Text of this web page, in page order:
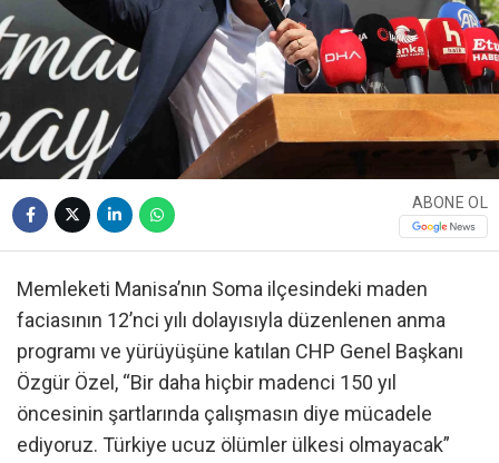
ABONE OL
Memleketi Manisa’nın Soma ilçesindeki maden
faciasının 12’nci yılı dolayısıyla düzenlenen anma
programı ve yürüyüşüne katılan CHP Genel Başkanı
Özgür Özel, “Bir daha hiçbir madenci 150 yıl
öncesinin şartlarında çalışmasın diye mücadele
ediyoruz. Türkiye ucuz ölümler ülkesi olmayacak”